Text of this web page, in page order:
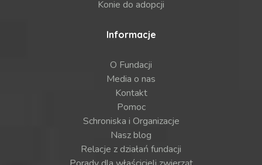
Konie do adopcji
Informacje
O Fundacji
Media o nas
Kontakt
Pomoc
Schroniska i Organizacje
Nasz blog
Relacje z działań fundacji